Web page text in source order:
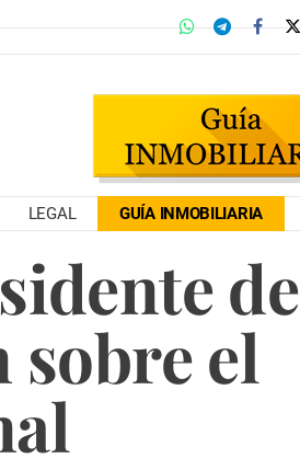
LEGAL GUÍA INMOBILIARIA
de
sobre el